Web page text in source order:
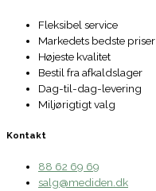
Fleksibel service
Markedets bedste priser
Højeste kvalitet
Bestil fra afkaldslager
Dag-til-dag-levering
Miljørigtigt valg
Kontakt
88 62 69 69
salg@mediden.dk